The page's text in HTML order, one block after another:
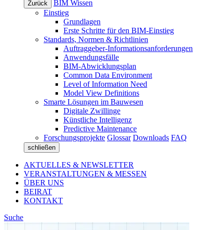
Zurück
BIM Wissen
Einstieg
Grundlagen
Erste Schritte für den BIM-Einstieg
Standards, Normen & Richtlinien
Auftraggeber-Informationsanforderungen
Anwendungsfälle
BIM-Abwicklungsplan
Common Data Environment
Level of Information Need
Model View Definitions
Smarte Lösungen im Bauwesen
Digitale Zwillinge
Künstliche Intelligenz
Predictive Maintenance
Forschungsprojekte Glossar Downloads FAQ
schließen
AKTUELLES & NEWSLETTER
VERANSTALTUNGEN & MESSEN
ÜBER UNS
BEIRAT
KONTAKT
Suche